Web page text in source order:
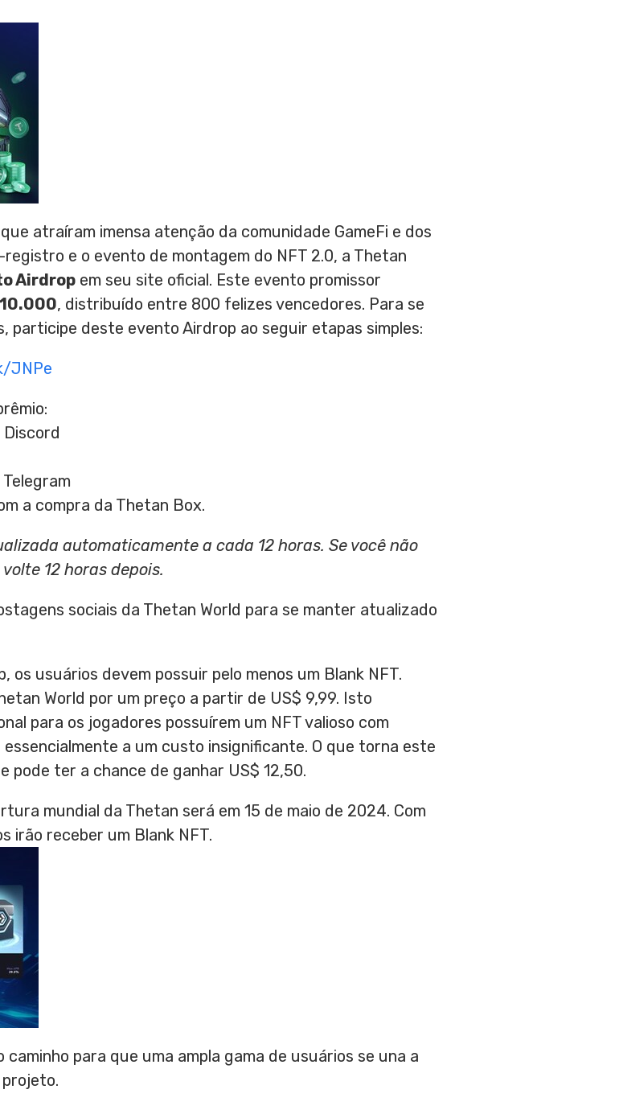
atraíram imensa atenção da comunidade GameFi e dos
e o evento de montagem do NFT 2.0, a Thetan
Airdrop em seu site oficial. Este evento promissor
, distribuído entre 800 felizes vencedores. Para se
deste evento Airdrop ao seguir etapas simples:
JNPe
a compra da Thetan Box.
automaticamente a cada 12 horas. Se você não
12 horas depois.
sociais da Thetan World para se manter atualizado
os usuários devem possuir pelo menos um Blank NFT.
World por um preço a partir de US$ 9,99. Isto
para os jogadores possuírem um NFT valioso com
a um custo insignificante. O que torna este
pode ter a chance de ganhar US$ 12,50.
mundial da Thetan será em 15 de maio de 2024. Com
irão receber um Blank NFT.
para que uma ampla gama de usuários se una a